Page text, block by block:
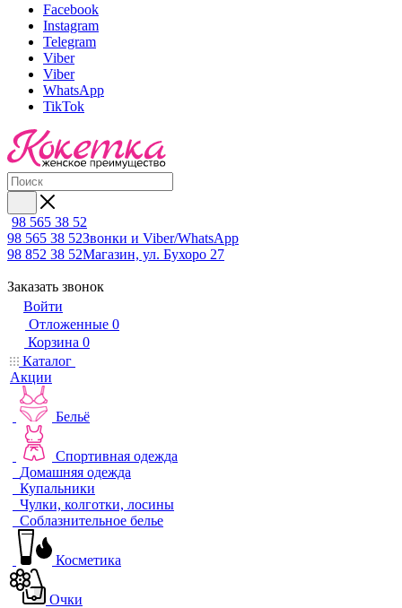
Facebook
Instagram
Telegram
Viber
Viber
WhatsApp
TikTok
98 565 38 52
98 565 38 52Звонки и Viber/WhatsApp
98 852 38 52Магазин, ул. Бухоро 27
Заказать звонок
Войти
Отложенные 0
Корзина 0
Каталог
Акции
Бельё
Спортивная одежда
Домашняя одежда
Купальники
Чулки, колготки, лосины
Соблазнительное белье
Косметика
Очки